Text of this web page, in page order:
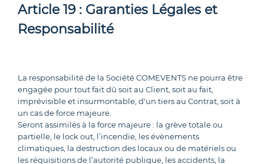
Article 19 : Garanties Légales et
Responsabilité
La responsabilité de la Société COMEVENTS ne pourra être
engagée pour tout fait dû soit au Client, soit au fait,
imprévisible et insurmontable, d'un tiers au Contrat, soit à
un cas de force majeure.
Seront assimilés à la force majeure : la grève totale ou
partielle, le lock out, l’incendie, les évènements
climatiques, la destruction des locaux ou de matériels ou
les réquisitions de l’autorité publique, les accidents, la